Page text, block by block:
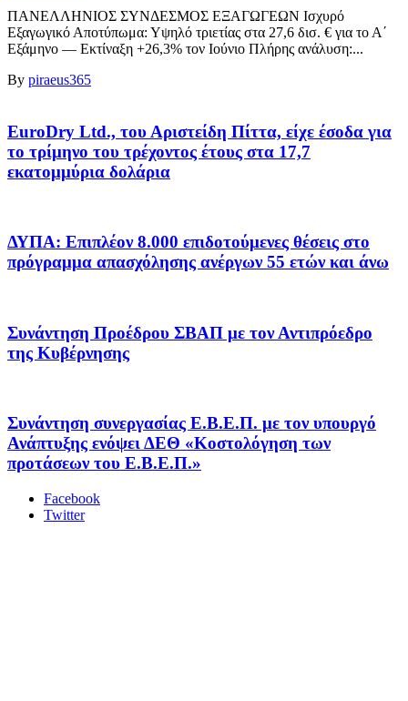
ΠΑΝΕΛΛΗΝΙΟΣ ΣΥΝΔΕΣΜΟΣ ΕΞΑΓΩΓΕΩΝ Ισχυρό
Εξαγωγικό Αποτύπωμα: Υψηλό τριετίας στα 27,6 δισ. € για το Α΄
Εξάμηνο — Εκτίναξη +26,3% τον Ιούνιο Πλήρης ανάλυση:...
By piraeus365
EuroDry Ltd., του Αριστείδη Πίττα, είχε έσοδα για
το τρίμηνο του τρέχοντος έτους στα 17,7
εκατομμύρια δολάρια
ΔΥΠΑ: Επιπλέον 8.000 επιδοτούμενες θέσεις στο
πρόγραμμα απασχόλησης ανέργων 55 ετών και άνω
Συνάντηση Προέδρου ΣΒΑΠ με τον Αντιπρόεδρο
της Κυβέρνησης
Συνάντηση συνεργασίας Ε.Β.Ε.Π. με τον υπουργό
Ανάπτυξης ενόψει ΔΕΘ «Κοστολόγηση των
προτάσεων του Ε.Β.Ε.Π.»
Facebook
Twitter